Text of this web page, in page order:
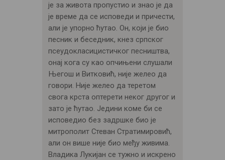
је за живота пропустио и знао је да
је време да се исповеди и причести,
али је упорно ћутао. Он, који је био
песник и беседник, кнез српског
псеудокласицистичког песништва,
онај кога су као опчињени слушали
Његош и Витковић, није желео да
говори. Није желео да теретом
свога крста оптерети неког другог и
зато је ћутао. Једини коме би се
исповедио без задршке био је
митрополит Стеван Стратимировић,
али он више није био међу живима.
Владика Лукијан се тужно и искрено